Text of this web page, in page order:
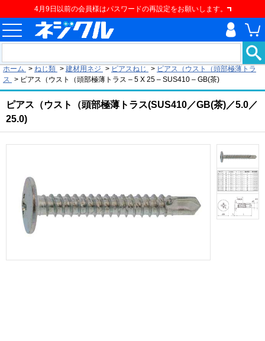
4月9日以前の会員様はパスワードの再設定をお願いします。
ホーム > ねじ類 > 建材用ネジ > ピアスねじ > ピアス（ウスト（頭部極薄トラ
ス > ピアス（ウスト（頭部極薄トラス – 5 X 25 – SUS410 – GB(茶)
ピアス（ウスト（頭部極薄トラス(SUS410／GB(茶)／5.0／
25.0)